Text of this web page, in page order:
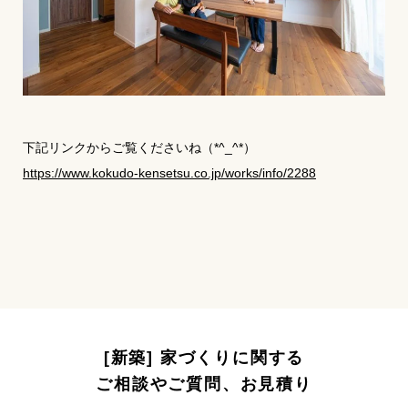
下記リンクからご覧くださいね（*^_^*）
https://www.kokudo-kensetsu.co.jp/works/info/2288
[新築] 家づくりに関する
ご相談やご質問、お見積り